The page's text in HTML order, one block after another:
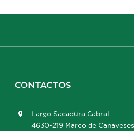
CONTACTOS
Largo Sacadura Cabral
4630-219 Marco de Canaveses